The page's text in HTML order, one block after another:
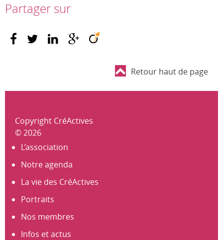
Partager sur
Retour haut de page
Copyright CréActives
© 2026
L’association
Notre agenda
La vie des CréActives
Portraits
Nos membres
Infos et actus